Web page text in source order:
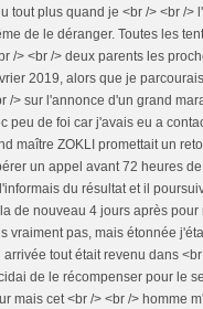
tout plus quand je <br /> <br />
de le déranger. Toutes les
/> <br /> deux parents les
2019, alors que je
/> sur l'annonce d'un grand
peu de foi car j'avais eu a
maître ZOKLI promettait un
un appel avant 72 heures
du résultat et il
de nouveau 4 jours après
vraiment pas, mais étonnée
tout était revenu dans
de le récompenser pour le
mais cet <br /> <br /> homme